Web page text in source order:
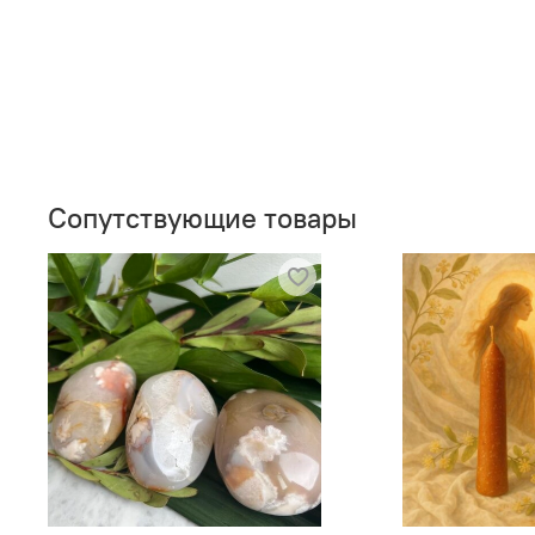
Сопутствующие товары